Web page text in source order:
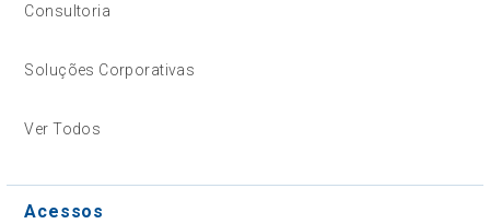
Consultoria
Soluções Corporativas
Ver Todos
Acessos